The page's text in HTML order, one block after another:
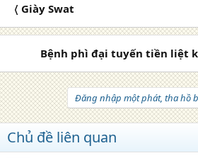
〈 Giày Swat
Bệnh phì đại tuyến tiền liệt
Đăng nhập một phát, tha hồ
Chủ đề liên quan